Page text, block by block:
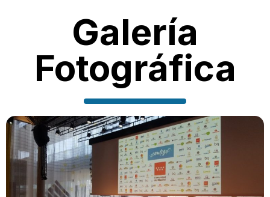
Galería
Fotográfica